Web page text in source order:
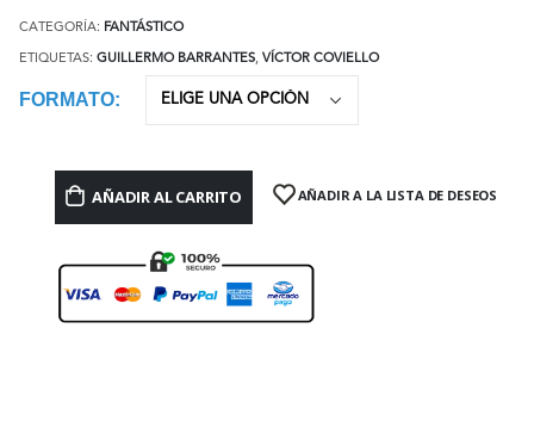
CATEGORÍA: FANTÁSTICO
ETIQUETAS: GUILLERMO BARRANTES, VÍCTOR COVIELLO
FORMATO
AÑADIR AL CARRITO AÑADIR A LA LISTA DE DESEOS